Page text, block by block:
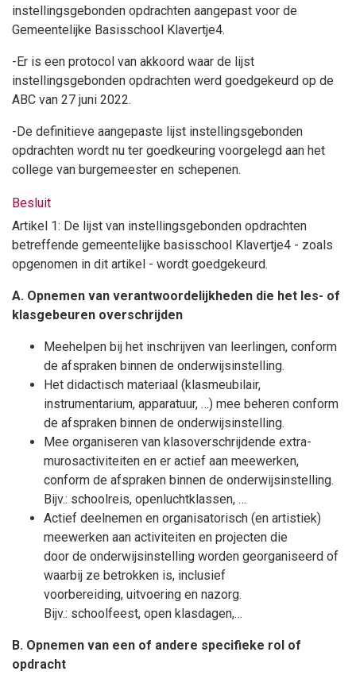
instellingsgebonden opdrachten aangepast voor de
Gemeentelijke Basisschool Klavertje4.
-Er is een protocol van akkoord waar de lijst
instellingsgebonden opdrachten werd goedgekeurd op de
ABC van 27 juni 2022.
-De definitieve aangepaste lijst instellingsgebonden
opdrachten wordt nu ter goedkeuring voorgelegd aan het
college van burgemeester en schepenen.
Besluit
Artikel 1: De lijst van instellingsgebonden opdrachten
betreffende gemeentelijke basisschool Klavertje4 - zoals
opgenomen in dit artikel - wordt goedgekeurd.
A. Opnemen van verantwoordelijkheden die het les- of
klasgebeuren overschrijden
Meehelpen bij het inschrijven van leerlingen, conform
de afspraken binnen de onderwijsinstelling.
Het didactisch materiaal (klasmeubilair,
instrumentarium, apparatuur, …) mee beheren conform
de afspraken binnen de onderwijsinstelling.
Mee organiseren van klasoverschrijdende extra-
murosactiviteiten en er actief aan meewerken,
conform de afspraken binnen de onderwijsinstelling.
Bijv.: schoolreis, openluchtklassen, …
Actief deelnemen en organisatorisch (en artistiek)
meewerken aan activiteiten en projecten die
door de onderwijsinstelling worden georganiseerd of
waarbij ze betrokken is, inclusief
voorbereiding, uitvoering en nazorg.
Bijv.: schoolfeest, open klasdagen,…
B. Opnemen van een of andere specifieke rol of
opdracht